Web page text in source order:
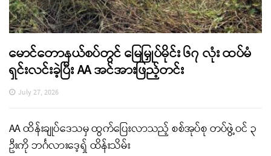
မောင်တောနယ်စပ်တွင် မြေမြှုပ်မိုင်း ၆၇ လုံး ထပ်မံ
ရှင်းလင်းခဲ့ပြီး AA အင်အားဖြည့်တင်း
July 27, 2026
AA ထိန်းချုပ်ဒေသမှ ထွက်ပြေးလာသည့် စစ်အုပ်စု တပ်ဖွဲ့ဝင် ၃
ဦးကို ဘင်္ဂလားဒေ့ရှ် ထိန်းသိမ်း